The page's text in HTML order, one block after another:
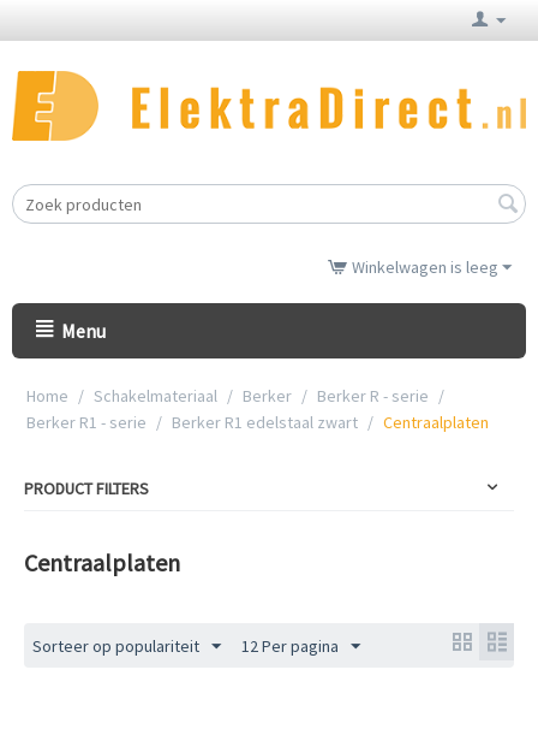
Winkelwagen is leeg
Menu
Home / Schakelmateriaal / Berker / Berker R - serie /
Berker R1 - serie / Berker R1 edelstaal zwart / Centraalplaten
PRODUCT FILTERS
Centraalplaten
Sorteer op populariteit 12 Per pagina